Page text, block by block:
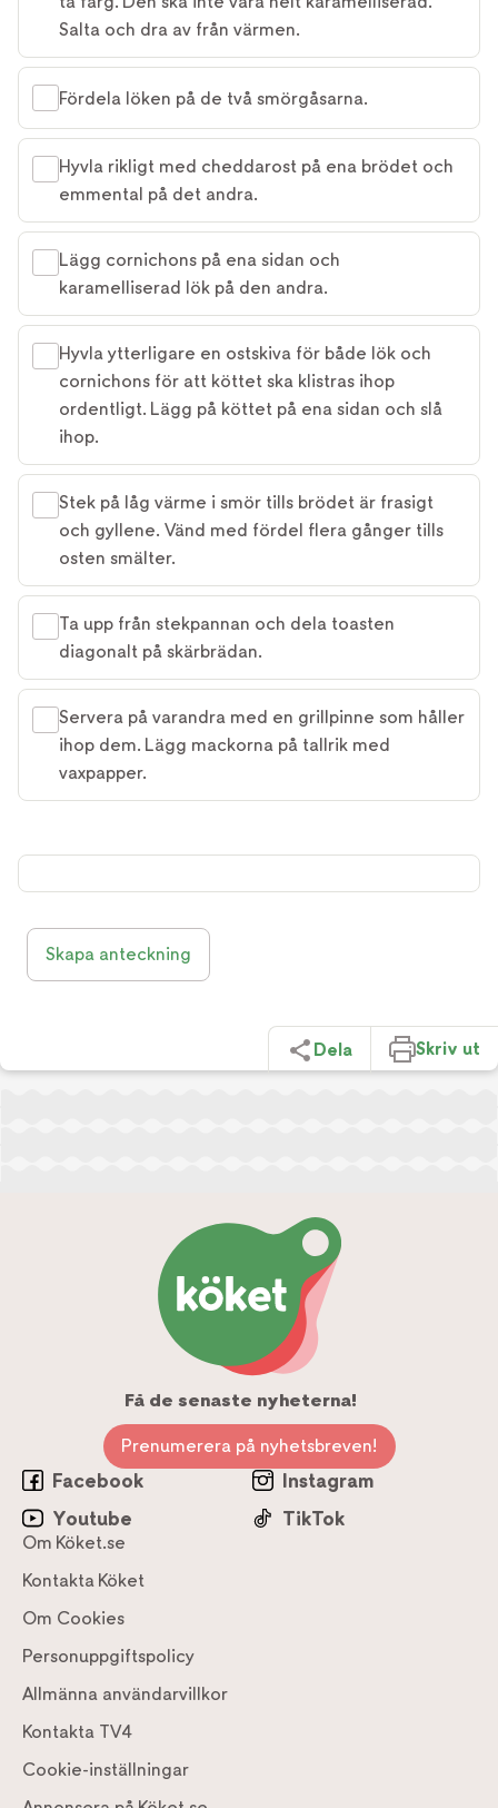
Salta och dra av från värmen.
Fördela löken på de två smörgåsarna.
Hyvla rikligt med cheddarost på ena brödet och
emmental på det andra.
Lägg cornichons på ena sidan och
karamelliserad lök på den andra.
Hyvla ytterligare en ostskiva för både lök och
cornichons för att köttet ska klistras ihop
ordentligt. Lägg på köttet på ena sidan och slå
ihop.
Stek på låg värme i smör tills brödet är frasigt
och gyllene. Vänd med fördel flera gånger tills
osten smälter.
Ta upp från stekpannan och dela toasten
diagonalt på skärbrädan.
Servera på varandra med en grillpinne som håller
ihop dem. Lägg mackorna på tallrik med
vaxpapper.
Skapa anteckning
Dela Skriv ut
Få de senaste nyheterna!
Prenumerera på nyhetsbreven!
Facebook
Instagram
Youtube
TikTok
Om Köket.se
Kontakta Köket
Om Cookies
Personuppgiftspolicy
Allmänna användarvillkor
Kontakta TV4
Cookie-inställningar